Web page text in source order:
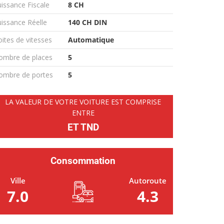
Fiscale
8 CH
Réelle
140 CH DIN
de vitesses
Automatique
de places
5
de portes
5
LA VALEUR DE VOTRE VOITURE EST COMPRISE
ENTRE
ET TND
Consommation
Ville
7.0
Autoroute
4.3